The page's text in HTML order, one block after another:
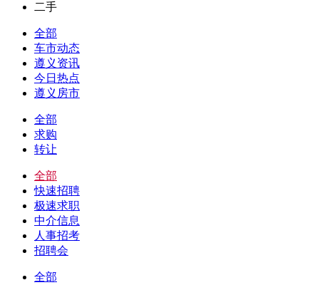
二手
全部
车市动态
遵义资讯
今日热点
遵义房市
全部
求购
转让
全部
快速招聘
极速求职
中介信息
人事招考
招聘会
全部